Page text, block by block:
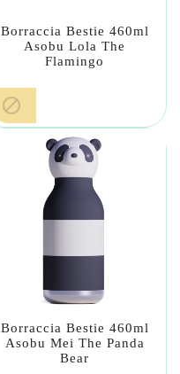
Borraccia Bestie 460ml
Asobu Lola The
Flamingo

Borraccia Bestie 460ml
Asobu Mei The Panda
Bear